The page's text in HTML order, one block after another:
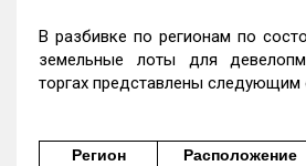
В разбивке по регионам по
земельные лоты для
торгах представлены следующим
Регион Расположение